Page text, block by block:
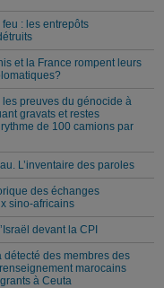
feu : les entrepôts
et la France rompent leurs
les preuves du génocide à
gravats et restes
de 100 camions par
L’inventaire des paroles
des échanges
sino-africains
devant la CPI
détecté des membres des
marocains
à Ceuta